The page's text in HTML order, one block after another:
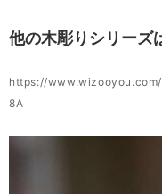
他の木彫りシリーズ
https://www.wizooyou.com/
8A